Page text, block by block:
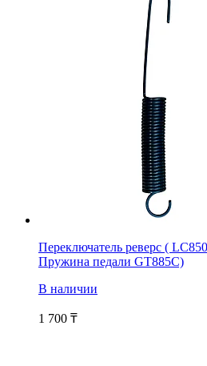
Переключатель реверс (
Пружина педали GT885C)
В наличии
1 700 ₸